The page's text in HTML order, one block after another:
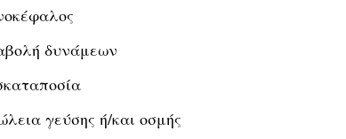
δυνάμεων
γεύσης ή/και οσμής